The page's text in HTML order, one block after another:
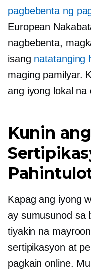
pagbebenta ng
European
nagbebenta,
isang natatanging
maging pamilyar.
ang iyong lokal
Kunin
Kapag ang iyong
ay sumusunod sa
tiyakin na
sertipikasyon at
pagkain online.